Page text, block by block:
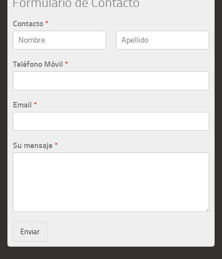
Contacto *
Teléfono Móvil *
Email *
Su mensaje *
Enviar